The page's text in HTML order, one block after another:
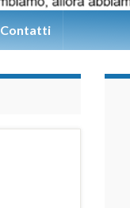
Contatti